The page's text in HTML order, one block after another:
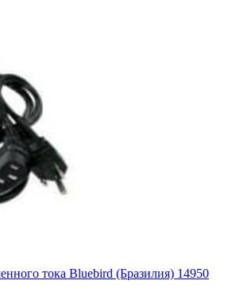
тока Bluebird (Бразилия) 14950